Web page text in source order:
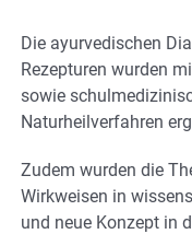
Die ayurvedischen
Rezepturen wurden
sowie
Naturheilverfahren
Zudem wurden die
Wirkweisen in
und neue Konzept in